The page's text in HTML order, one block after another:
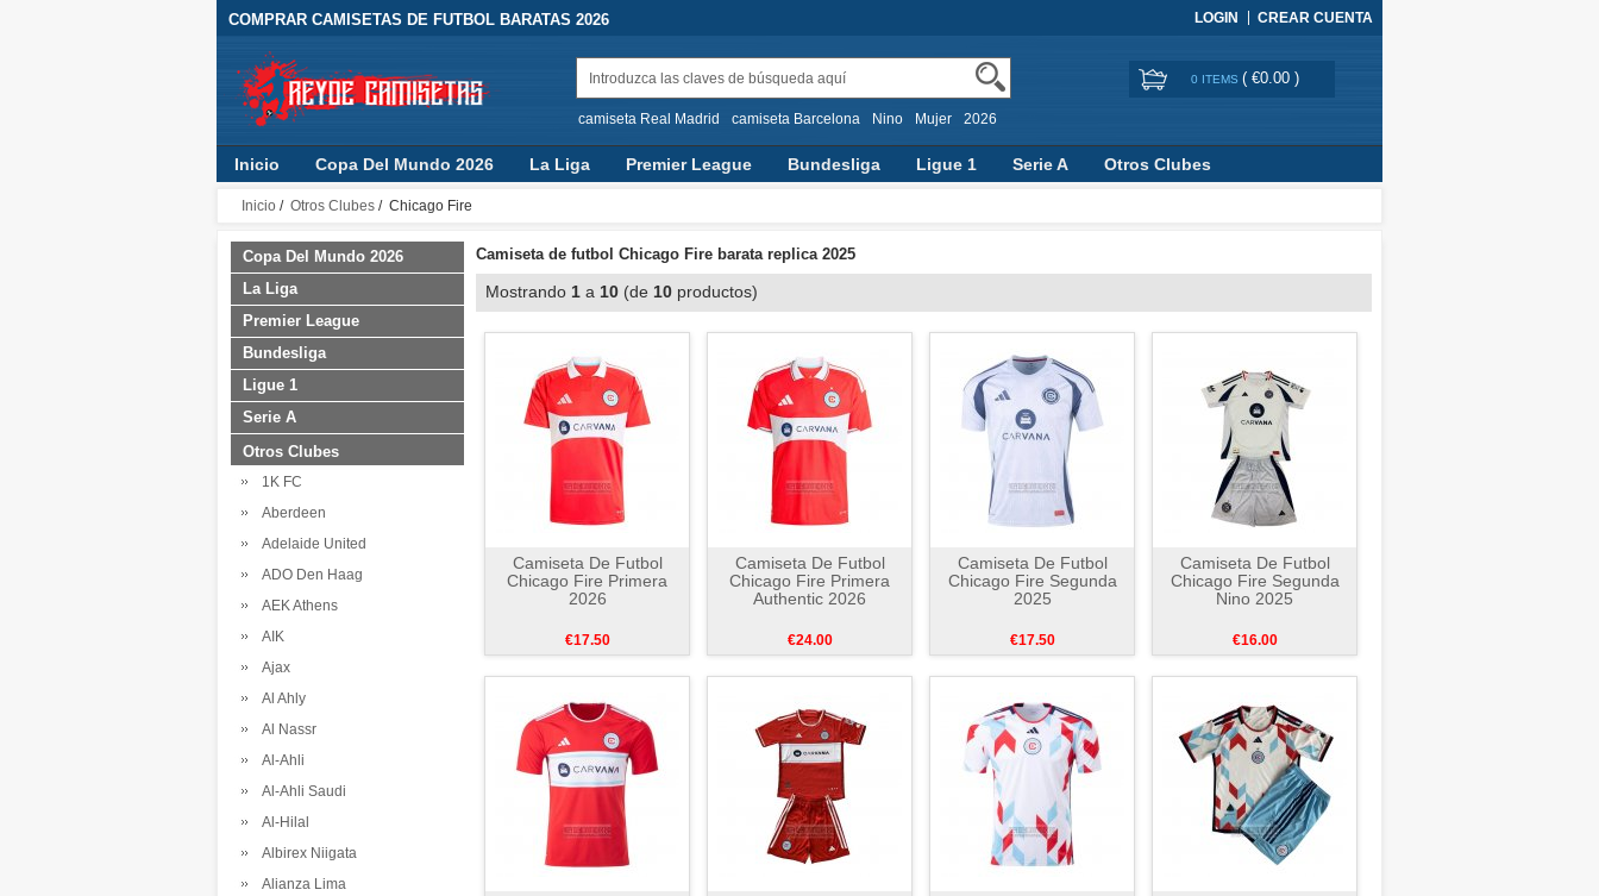
COMPRAR CAMISETAS DE FUTBOL BARATAS 2026 LOGIN CREAR CUENTA
camiseta Real Madrid camiseta Barcelona Nino Mujer 2026
0 ITEMS ( €0.00 )
Inicio Copa Del Mundo 2026 La Liga Premier League Bundesliga Ligue 1 Serie A Otros Clubes
Inicio / Otros Clubes / Chicago Fire
Copa Del Mundo 2026
La Liga
Premier League
Bundesliga
Ligue 1
Serie A
Otros Clubes
1K FC
Aberdeen
Adelaide United
ADO Den Haag
AEK Athens
AIK
Ajax
Al Ahly
Al Nassr
Al-Ahli
Al-Ahli Saudi
Al-Hilal
Albirex Niigata
Alianza Lima
Camiseta de futbol Chicago Fire barata replica 2025
Mostrando 1 a 10 (de 10 productos)
Camiseta De Futbol
Chicago Fire Primera
2026
€17.50
Camiseta De Futbol
Chicago Fire Primera
Authentic 2026
€24.00
Camiseta De Futbol
Chicago Fire Segunda
2025
€17.50
Camiseta De Futbol
Chicago Fire Segunda
Nino 2025
€16.00